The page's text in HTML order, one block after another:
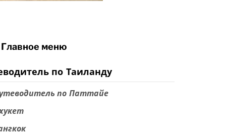
Главное меню
по Таиланду
по Паттайе